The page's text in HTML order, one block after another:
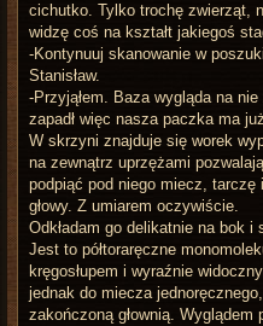
cichutko. Tylko trochę zwierząt,
widzę coś na kształt jakiegoś
-Kontynuuj skanowanie w
Stanisław.
-Przyjąłem. Baza wygląda na
zapadł więc nasza paczka ma
W skrzyni znajduje się worek
na zewnątrz uprzężami
podpiąć pod niego miecz,
głowy. Z umiarem oczywiście.
Odkładam go delikatnie na bok i
Jest to półtoraręczne
kręgosłupem i wyraźnie
jednak do miecza
zakończoną głownią.